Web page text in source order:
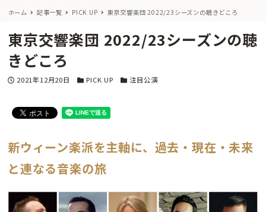
ホーム 記事一覧 PICK UP 東京交響楽団 2022/23シーズンの聴きどころ
東京交響楽団 2022/23シーズンの聴
きどころ
投稿日
2021年12月20日 カテゴリー
PICK UP カテゴリー
注目公演
新ウィーン楽派を主軸に、過去・現在・未来
と連なる音楽の旅